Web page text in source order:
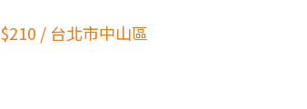
/ 台北市中山區